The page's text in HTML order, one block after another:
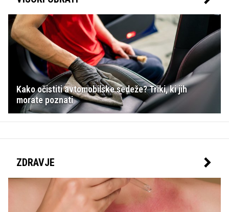
Kako očistiti avtomobilske sedeže? Triki, ki jih
morate poznati
ZDRAVJE